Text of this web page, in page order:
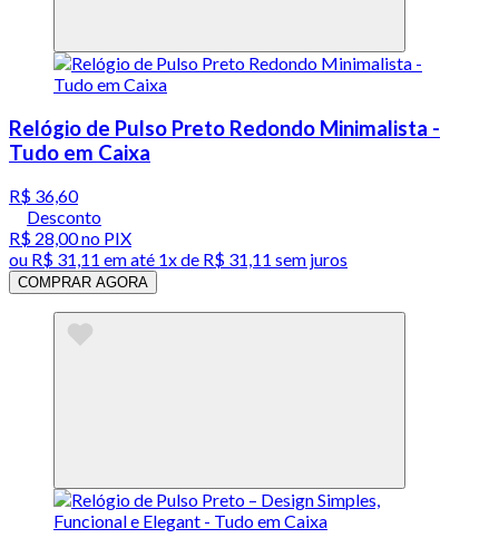
Relógio de Pulso Preto Redondo Minimalista -
Tudo em Caixa
R$ 36,60
Desconto
R$ 28,00no PIX
ou R$ 31,11 em até 1x de R$ 31,11 sem juros
COMPRAR AGORA